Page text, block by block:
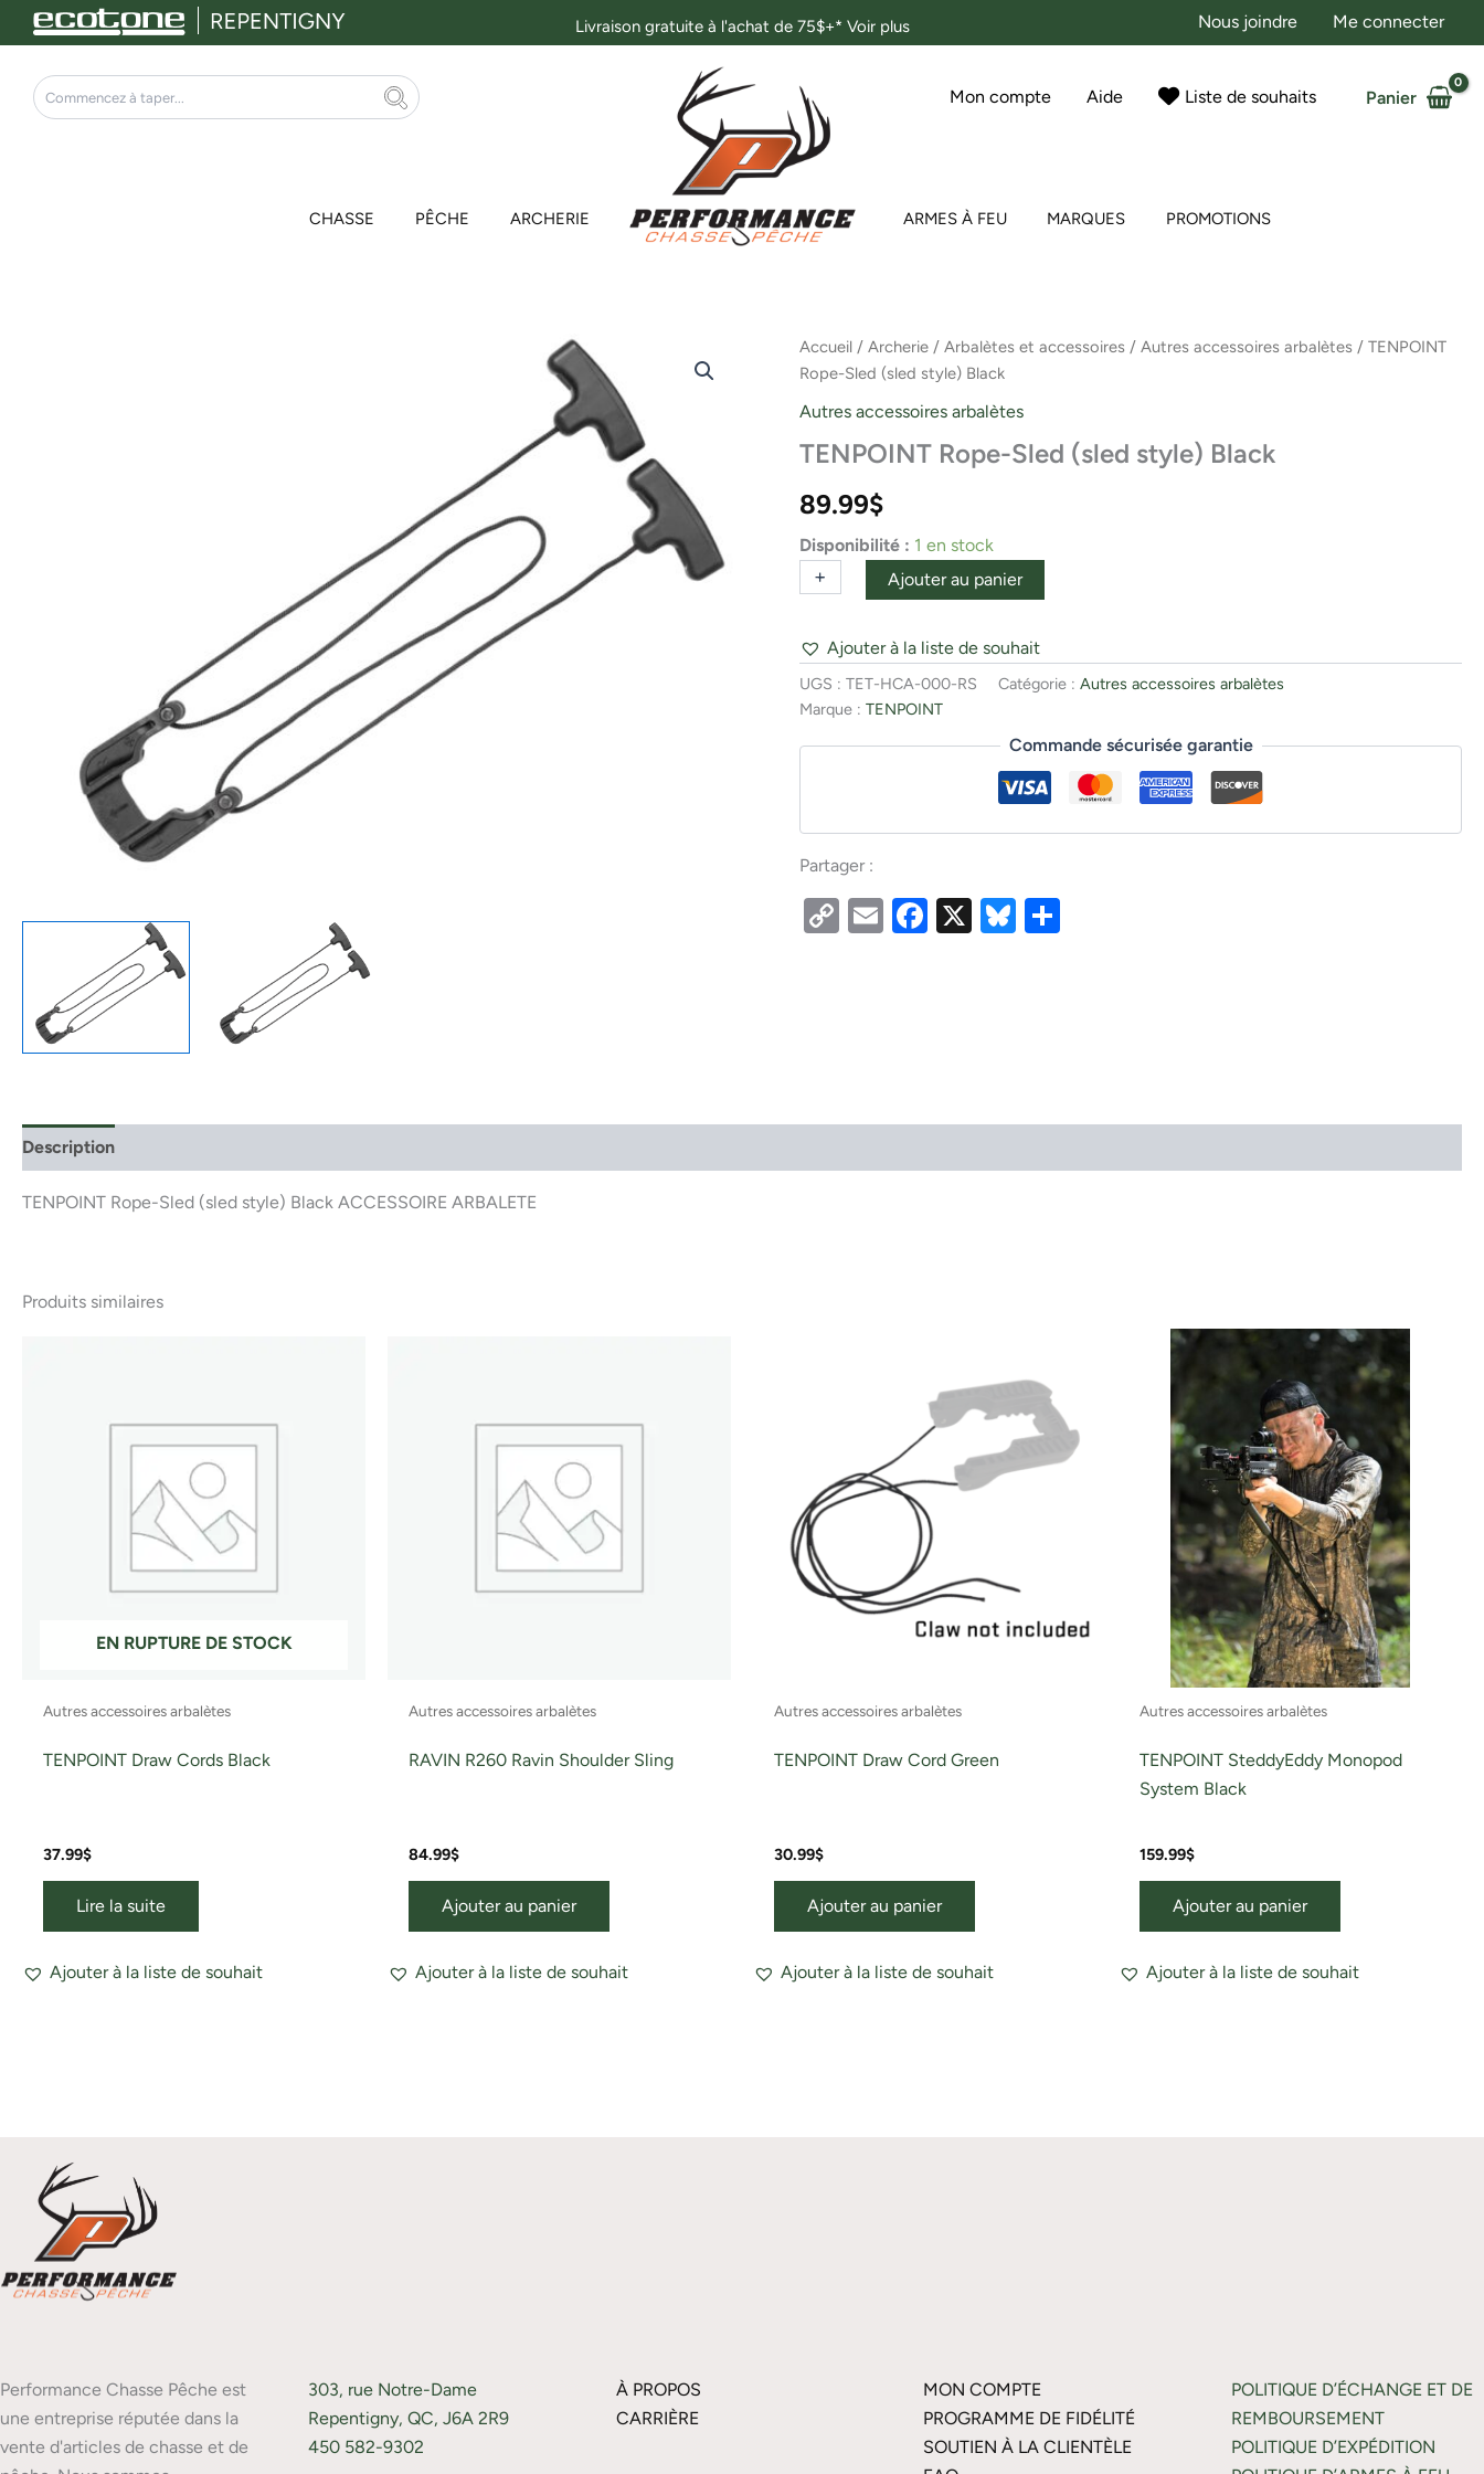
Aller
au
contenu
Livraison gratuite à l'achat de 75$+* Voir plus Nous joindre Me connecter
Rechercher
Mon compte Aide Liste de souhaits Panier
CHASSE PÊCHE ARCHERIE ARMES À FEU MARQUES PROMOTIONS
Accueil /Archerie /Arbalètes et accessoires /Autres accessoires arbalètes / TENPOINT
Rope-Sled (sled style) Black
Autres accessoires arbalètes
TENPOINT Rope-Sled (sled style) Black
89.99$
Disponibilité : 1 en stock
-
quantité
de
TENPOINT
Rope-
(sled
Black
+ Ajouter au panier
Ajouter à la liste de souhait
UGS :TET-HCA-000-RS Catégorie :Autres accessoires arbalètes
Marque :TENPOINT
Commande sécurisée garantie
Partager :
CopyEmailFacebook
X Bluesky
Description
TENPOINT Rope-Sled (sled style) Black ACCESSOIRE ARBALETE
Produits similaires
EN RUPTURE DE STOCK
Autres accessoires arbalètes
TENPOINT Draw Cords Black
37.99$
Lire la suite
Ajouter à la liste de souhait
Autres accessoires arbalètes
RAVIN R260 Ravin Shoulder Sling
84.99$
Ajouter au panier
Ajouter à la liste de souhait
Autres accessoires arbalètes
TENPOINT Draw Cord Green
30.99$
Ajouter au panier
Ajouter à la liste de souhait
Autres accessoires arbalètes
TENPOINT SteddyEddy Monopod
System Black
159.99$
Ajouter au panier
Ajouter à la liste de souhait
Performance Chasse Pêche est
une entreprise réputée dans la
vente d'articles de chasse et de
303, rue Notre-Dame
Repentigny, QC, J6A 2R9
450 582-9302
À PROPOS
CARRIÈRE
MON COMPTE
PROGRAMME DE FIDÉLITÉ
SOUTIEN À LA CLIENTÈLE
POLITIQUE D’ÉCHANGE ET DE
REMBOURSEMENT
POLITIQUE D’EXPÉDITION